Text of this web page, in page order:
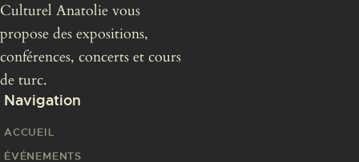
Culturel Anatolie vous
propose des expositions,
conférences, concerts et cours
de turc.
Navigation
ACCUEIL
ÉVÉNEMENTS